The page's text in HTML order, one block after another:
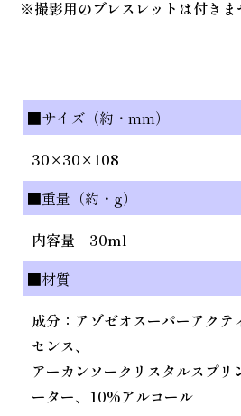
※撮影用のブレスレットは付きま
■サイズ（約・mm）
30×30×108
■重量（約・g）
内容量 30ml
■材質
成分：アゾゼオスーパーアクテ
センス、
アーカンソークリスタルスプリ
ーター、10%アルコール